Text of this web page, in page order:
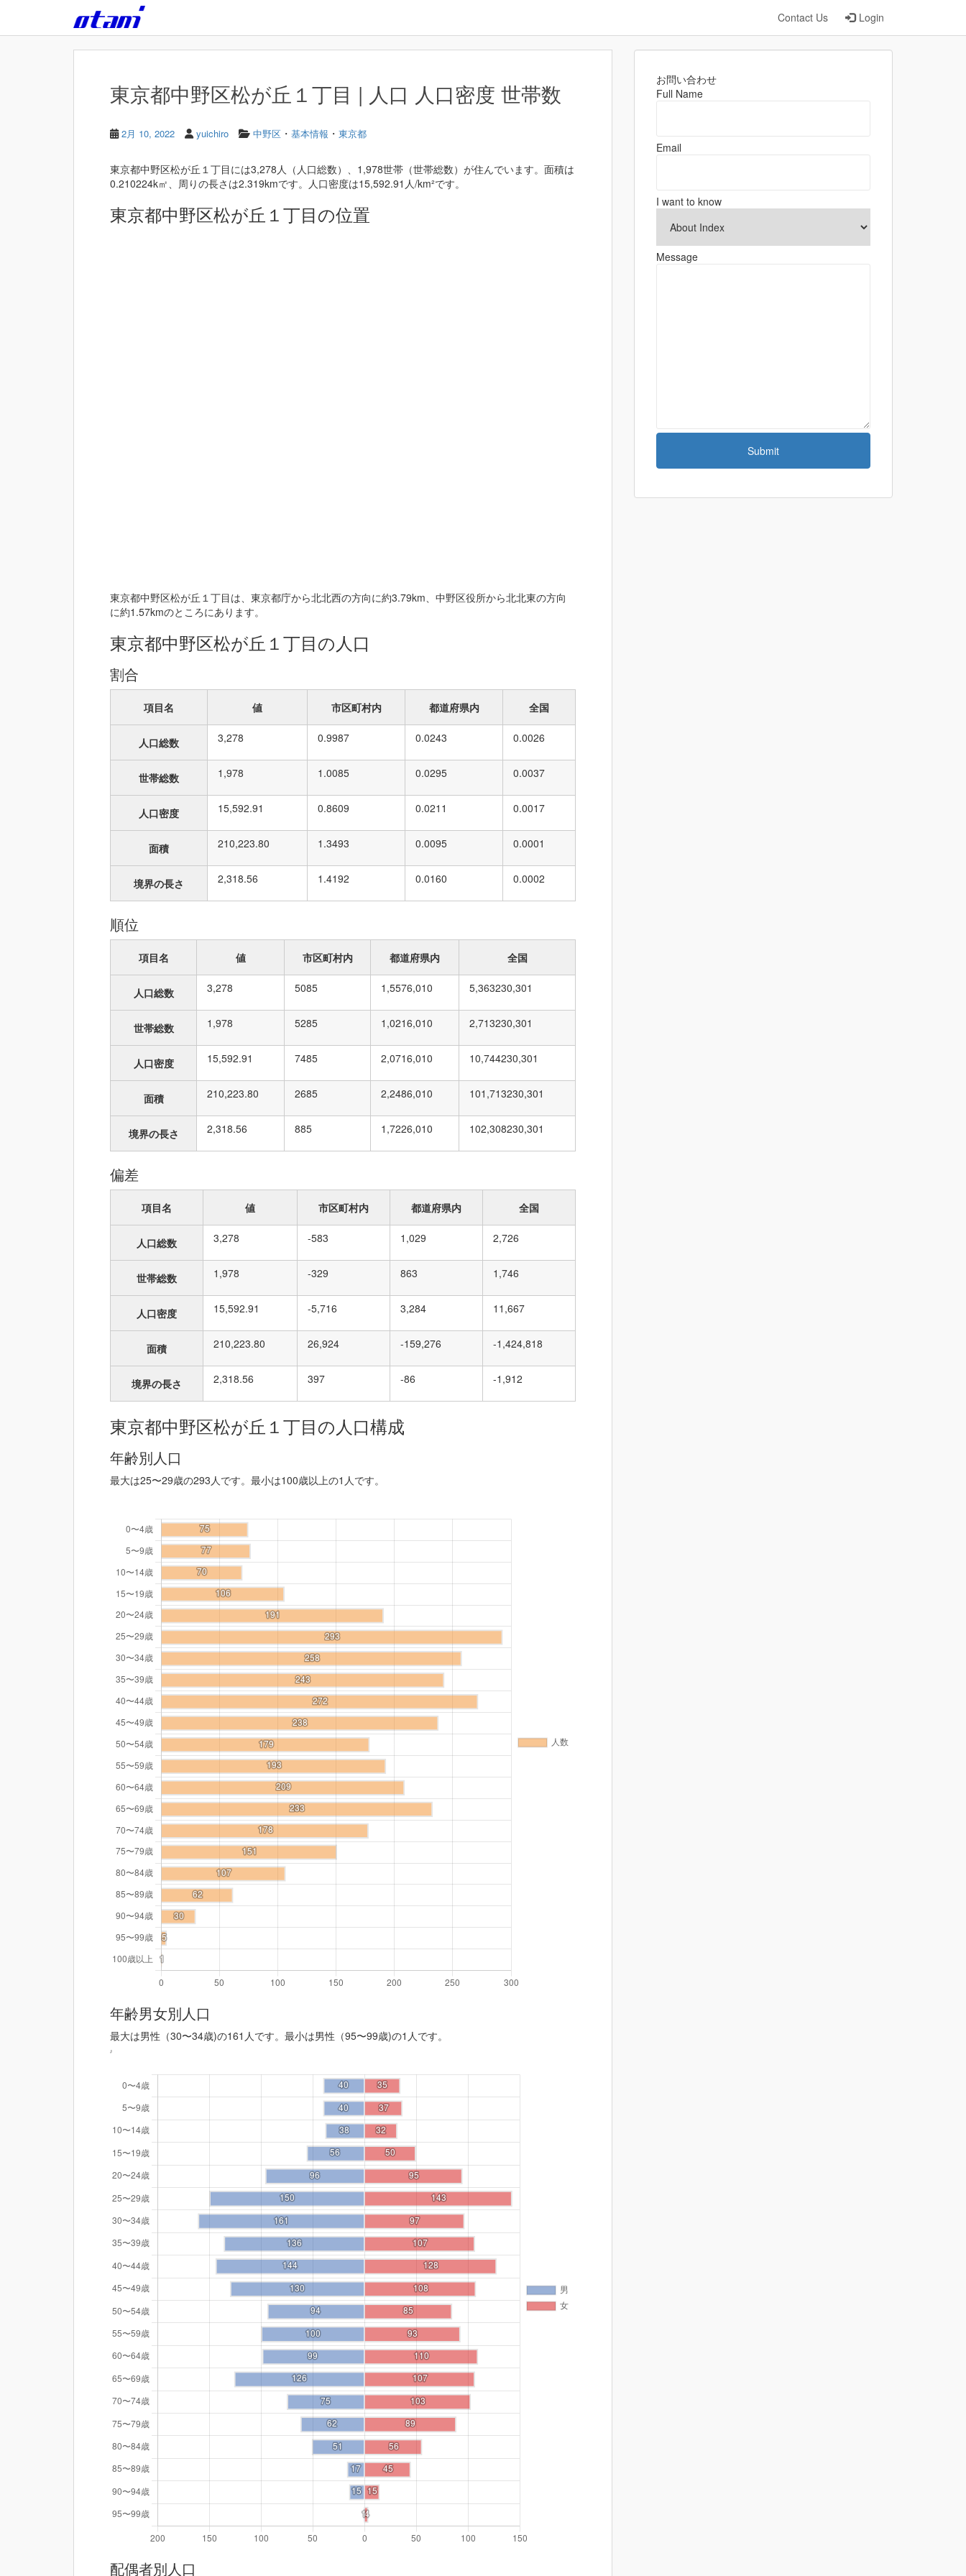
Contact Us Login
東京都中野区松が丘１丁目 | 人口 人口密度 世帯数
2月 10, 2022 yuichiro 中野区 ・ 基本情報 ・ 東京都
東京都中野区松が丘１丁目には3,278人（人口総数）、1,978世帯（世帯総数）が住んでいます。面積は
0.210224k㎡、周りの長さは2.319kmです。人口密度は15,592.91人/km²です。
東京都中野区松が丘１丁目の位置
東京都中野区松が丘１丁目は、東京都庁から北北西の方向に約3.79km、中野区役所から北北東の方向
に約1.57kmのところにあります。
東京都中野区松が丘１丁目の人口
割合
項目名 値 市区町村内 都道府県内 全国
人口総数 3,278 0.9987 0.0243 0.0026
世帯総数 1,978 1.0085 0.0295 0.0037
人口密度 15,592.91 0.8609 0.0211 0.0017
面積 210,223.80 1.3493 0.0095 0.0001
境界の長さ 2,318.56 1.4192 0.0160 0.0002
順位
項目名 値 市区町村内 都道府県内 全国
人口総数 3,278 5085 1,5576,010 5,363230,301
世帯総数 1,978 5285 1,0216,010 2,713230,301
人口密度 15,592.91 7485 2,0716,010 10,744230,301
面積 210,223.80 2685 2,2486,010 101,713230,301
境界の長さ 2,318.56 885 1,7226,010 102,308230,301
偏差
項目名 値 市区町村内 都道府県内 全国
人口総数 3,278 -583 1,029 2,726
世帯総数 1,978 -329 863 1,746
人口密度 15,592.91 -5,716 3,284 11,667
面積 210,223.80 26,924 -159,276 -1,424,818
境界の長さ 2,318.56 397 -86 -1,912
東京都中野区松が丘１丁目の人口構成
年齢別人口
最大は25〜29歳の293人です。最小は100歳以上の1人です。
年齢男女別人口
最大は男性（30〜34歳)の161人です。最小は男性（95〜99歳)の1人です。
配偶者別人口
お問い合わせ
Full Name
Email
I want to know
Message